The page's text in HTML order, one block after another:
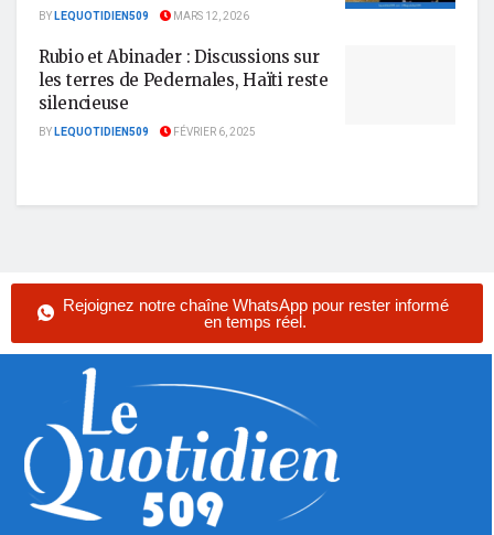
BYLEQUOTIDIEN509 MARS 12, 2026
Rubio et Abinader : Discussions sur
les terres de Pedernales, Haïti reste
silencieuse
BYLEQUOTIDIEN509 FÉVRIER 6, 2025
Rejoignez notre chaîne WhatsApp pour rester informé
en temps réel.